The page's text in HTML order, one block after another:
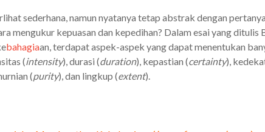
sederhana, namun nyatanya tetap abstrak dengan
mengukur kepuasan dan kepedihan? Dalam esai yang ditulis
bahagiaan, terdapat aspek-aspek yang dapat menentukan
(intensity), durasi (duration), kepastian (certainty),
(purity), dan lingkup (extent).